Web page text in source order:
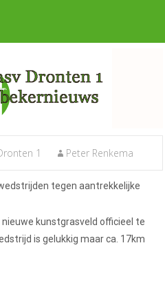
1 Peter Renkema
tegen aantrekkelijke
nieuwe kunstgrasveld officieel te
is gelukkig maar ca. 17km